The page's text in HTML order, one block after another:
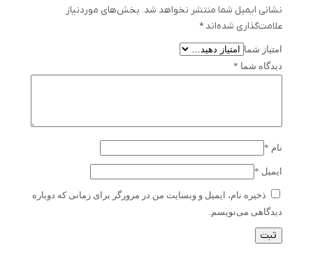
نشانی ایمیل شما منتشر نخواهد شد. بخش‌های موردنیاز
علامت‌گذاری شده‌اند *
امتیاز شما
دیدگاه شما *
نام *
ایمیل *
ذخیره نام، ایمیل و وبسایت من در مرورگر برای زمانی که دوباره
دیدگاهی می‌نویسم.